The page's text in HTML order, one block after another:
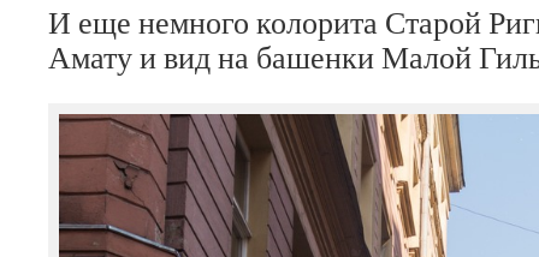
И еще немного колорита Старой
Амату и вид на башенки Малой